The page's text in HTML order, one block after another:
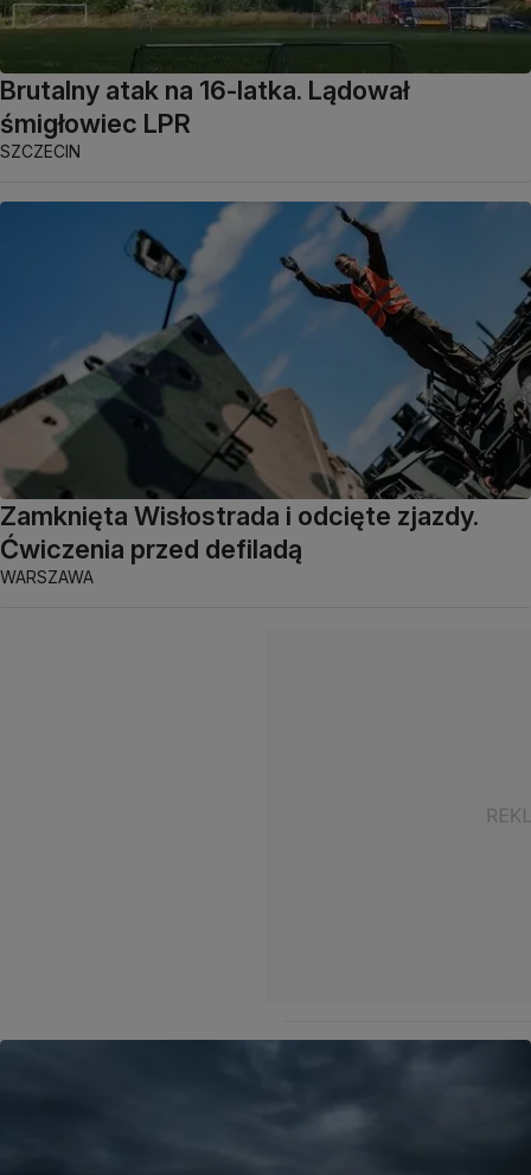
Brutalny atak na 16-latka. Lądował
śmigłowiec LPR
SZCZECIN
Zamknięta Wisłostrada i odcięte zjazdy.
Ćwiczenia przed defiladą
WARSZAWA